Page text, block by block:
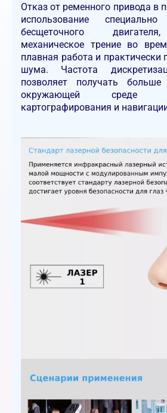
Отказ от ременного привода в
использование специально
бесщеточного
механическое трение во
плавная работа и практически
шума. Частота
позволяет получать
окружающей среде
картографирования и